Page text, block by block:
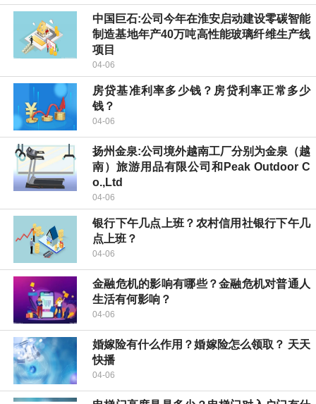
中国巨石:公司今年在淮安启动建设零碳智能
制造基地年产40万吨高性能玻璃纤维生产线
项目
04-06
房贷基准利率多少钱？房贷利率正常多少
钱？
04-06
扬州金泉:公司境外越南工厂分别为金泉（越
南）旅游用品有限公司和Peak Outdoor C
o.,Ltd
04-06
银行下午几点上班？农村信用社银行下午几
点上班？
04-06
金融危机的影响有哪些？金融危机对普通人
生活有何影响？
04-06
婚嫁险有什么作用？婚嫁险怎么领取？ 天天
快播
04-06